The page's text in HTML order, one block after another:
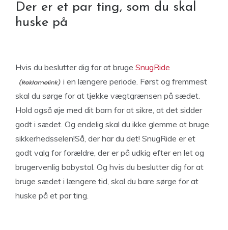
Der er et par ting, som du skal
huske på
Hvis du beslutter dig for at bruge SnugRide
i en længere periode. Først og fremmest
skal du sørge for at tjekke vægtgrænsen på sædet.
Hold også øje med dit barn for at sikre, at det sidder
godt i sædet. Og endelig skal du ikke glemme at bruge
sikkerhedsselen!Så, der har du det! SnugRide er et
godt valg for forældre, der er på udkig efter en let og
brugervenlig babystol. Og hvis du beslutter dig for at
bruge sædet i længere tid, skal du bare sørge for at
huske på et par ting.